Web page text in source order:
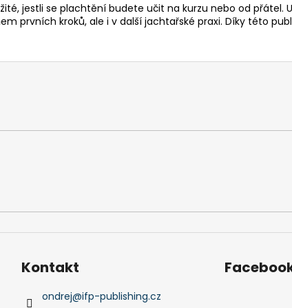
jestli se plachtění budete učit na kurzu nebo od přátel.
prvních kroků, ale i v další jachtařské praxi. Díky této
Kontakt
ondrej@ifp-publishing.cz